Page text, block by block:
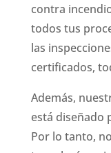
contra
todos tus
las
certificados,
Además,
está diseñado
Por lo tanto,